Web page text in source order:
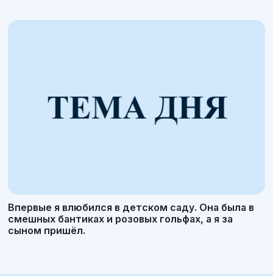
Впервые я влюбился в детском саду. Она была в
смешных бантиках и розовых гольфах, а я за
сыном пришёл.